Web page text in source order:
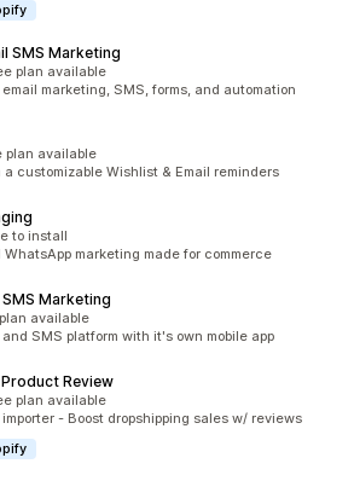
SMS Marketing
1332
plan available
marketing, SMS, forms, and automation
369
plan available
a customizable Wishlist & Email reminders
4112
to install
WhatsApp marketing made for commerce
Marketing
30
available
SMS platform with it's own mobile app
Review
1387
plan available
- Boost dropshipping sales w/ reviews